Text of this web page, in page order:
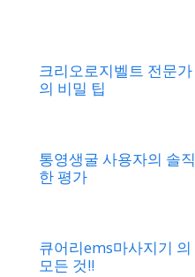
크리오로지벨트 전문가
의 비밀 팁
통영생굴 사용자의 솔직
한 평가
큐어리ems마사지기 의
모든 것!!